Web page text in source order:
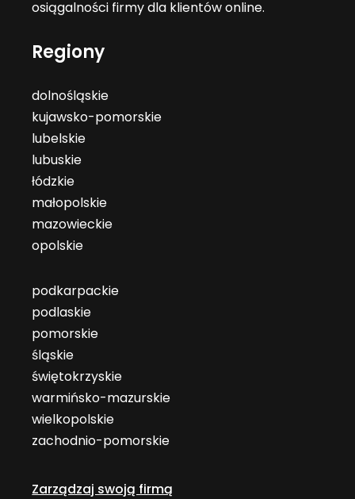
osiągalności firmy dla klientów online.
Regiony
dolnośląskie
kujawsko-pomorskie
lubelskie
lubuskie
łódzkie
małopolskie
mazowieckie
opolskie
podkarpackie
podlaskie
pomorskie
śląskie
świętokrzyskie
warmińsko-mazurskie
wielkopolskie
zachodnio-pomorskie
Zarządzaj swoją firmą